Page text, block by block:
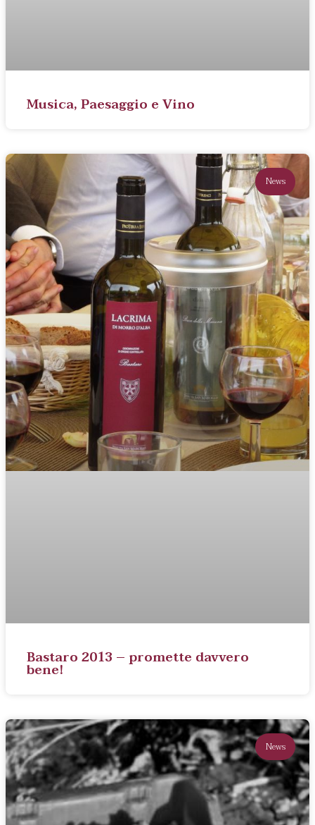
Musica, Paesaggio e Vino
News
Bastaro 2013 – promette davvero
bene!
News